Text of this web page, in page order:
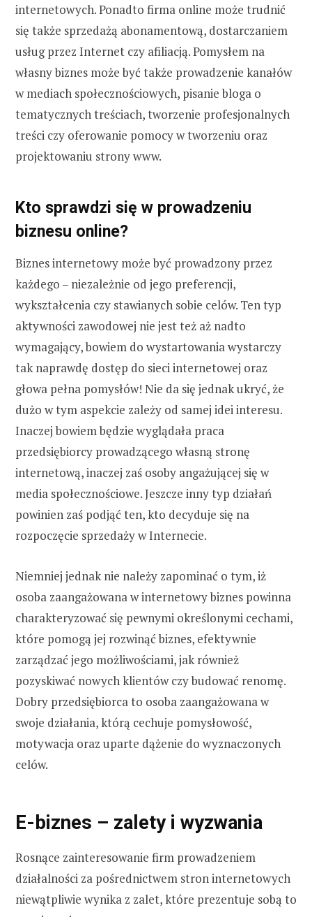
internetowych. Ponadto firma online może trudnić
się także sprzedażą abonamentową, dostarczaniem
usług przez Internet czy afiliacją. Pomysłem na
własny biznes może być także prowadzenie kanałów
w mediach społecznościowych, pisanie bloga o
tematycznych treściach, tworzenie profesjonalnych
treści czy oferowanie pomocy w tworzeniu oraz
projektowaniu strony www.
Kto sprawdzi się w prowadzeniu
biznesu online?
Biznes internetowy może być prowadzony przez
każdego – niezależnie od jego preferencji,
wykształcenia czy stawianych sobie celów. Ten typ
aktywności zawodowej nie jest też aż nadto
wymagający, bowiem do wystartowania wystarczy
tak naprawdę dostęp do sieci internetowej oraz
głowa pełna pomysłów! Nie da się jednak ukryć, że
dużo w tym aspekcie zależy od samej idei interesu.
Inaczej bowiem będzie wyglądała praca
przedsiębiorcy prowadzącego własną stronę
internetową, inaczej zaś osoby angażującej się w
media społecznościowe. Jeszcze inny typ działań
powinien zaś podjąć ten, kto decyduje się na
rozpoczęcie sprzedaży w Internecie.
Niemniej jednak nie należy zapominać o tym, iż
osoba zaangażowana w internetowy biznes powinna
charakteryzować się pewnymi określonymi cechami,
które pomogą jej rozwinąć biznes, efektywnie
zarządzać jego możliwościami, jak również
pozyskiwać nowych klientów czy budować renomę.
Dobry przedsiębiorca to osoba zaangażowana w
swoje działania, którą cechuje pomysłowość,
motywacja oraz uparte dążenie do wyznaczonych
celów.
E-biznes – zalety i wyzwania
Rosnące zainteresowanie firm prowadzeniem
działalności za pośrednictwem stron internetowych
niewątpliwie wynika z zalet, które prezentuje sobą to